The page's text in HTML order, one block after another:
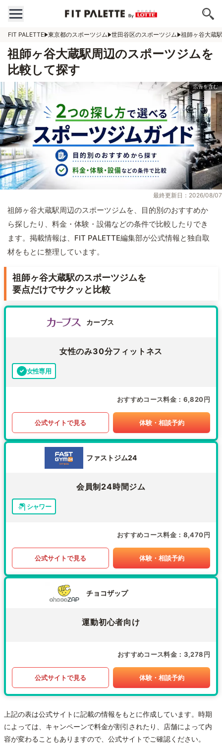
FIT PALETTE 東京都のスポーツジム 世田谷区のスポーツジム 祖師ヶ谷大蔵
祖師ヶ谷大蔵駅周辺のスポーツジムを
比較して探す
最終更新日：2026/08/07
祖師ヶ谷大蔵駅周辺のスポーツジムを、目的別のおすすめか
ら探したり、料金・体験・設備などの条件で比較したりでき
ます。掲載情報は、FIT PALETTE編集部が公式情報と独自取
材をもとに整理しています。
祖師ヶ谷大蔵駅のスポーツジムを
要点だけでサクッと比較
カーブス
女性のみ30分フィットネス
女性専用
おすすめコース料金 6,820円
公式サイトで見る 体験・相談予約
ファストジム24
会員制24時間ジム
シャワー
おすすめコース料金 8,470円
公式サイトで見る 体験・相談予約
チョコザップ
運動初心者向け
おすすめコース料金 3,278円
公式サイトで見る 体験・相談予約
上記の表は公式サイトに記載の情報をもとに作成しています。時期
によっては、キャンペーンで料金が割引されたり、店舗によって内
容が変わることもありますので、公式サイトでご確認ください。